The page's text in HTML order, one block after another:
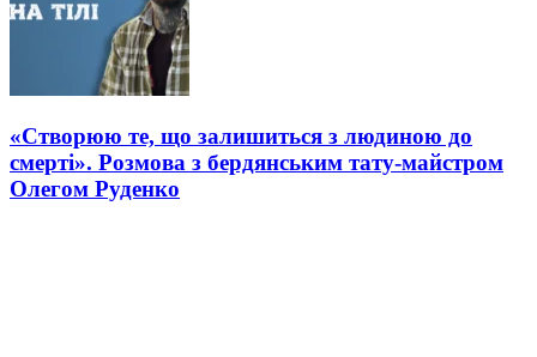
«Створюю те, що залишиться з людиною до
смерті». Розмова з бердянським тату-майстром
Олегом Руденко